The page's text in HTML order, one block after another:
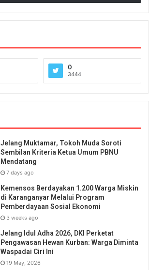
0
3444
Jelang Muktamar, Tokoh Muda Soroti
Sembilan Kriteria Ketua Umum PBNU
Mendatang
7 days ago
Kemensos Berdayakan 1.200 Warga Miskin
di Karanganyar Melalui Program
Pemberdayaan Sosial Ekonomi
3 weeks ago
Jelang Idul Adha 2026, DKI Perketat
Pengawasan Hewan Kurban: Warga Diminta
Waspadai Ciri Ini
19 May, 2026